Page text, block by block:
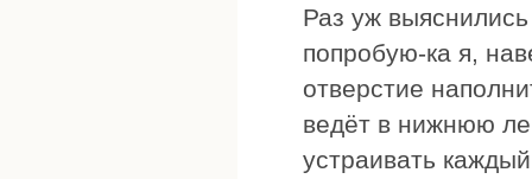
Раз уж
попробую-ка я,
отверстие
ведёт в нижнюю
устраивать